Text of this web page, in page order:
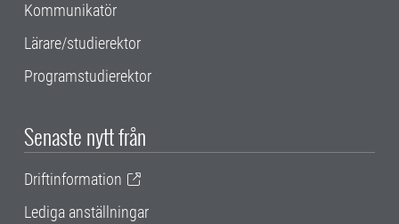
Kommunikatör
Lärare/studierektor
Programstudierektor
Senaste nytt från
Driftinformation
Lediga anställningar